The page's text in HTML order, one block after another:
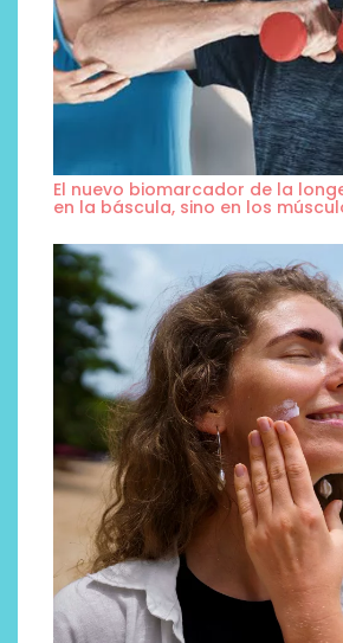
El nuevo biomarcador de la
en la báscula, sino en los